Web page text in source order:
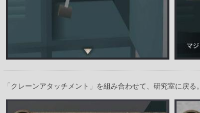
「クレーンアタッチメント」を組み合わせて、研究室に戻る。